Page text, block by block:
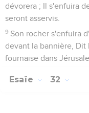
L'intervention du
Voici, les héros
messagers de paix
Les routes sont
chemins. Il a rompu